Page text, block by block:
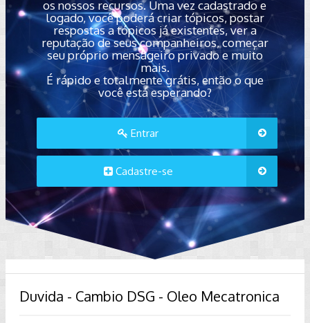
os nossos recursos. Uma vez cadastrado e
logado, você poderá criar tópicos, postar
respostas a tópicos já existentes, ver a
reputação de seus companheiros, começar
seu próprio mensageiro privado e muito
mais.
É rápido e totalmente grátis, então o que
você está esperando?
Entrar
Cadastre-se
Duvida - Cambio DSG - Oleo Mecatronica